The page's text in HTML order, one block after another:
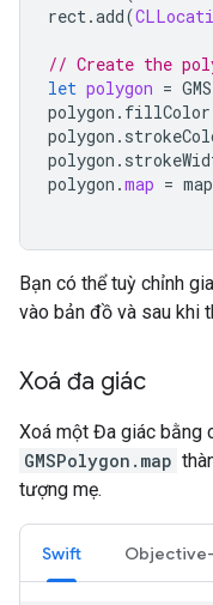
rect.add(
// Create the
let polygon =
polygon . fillColor
polygon .
polygon .
polygon .map =
Bạn có thể tuỳ chỉnh
vào bản đồ và sau khi
Xoá đa giác
Xoá một Đa giác bằng
GMSPolygon.map
tượng mẹ.
Swift